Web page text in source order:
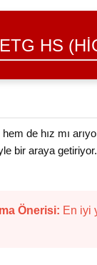
HS
de hız mı
bir araya
Önerisi: En iyi